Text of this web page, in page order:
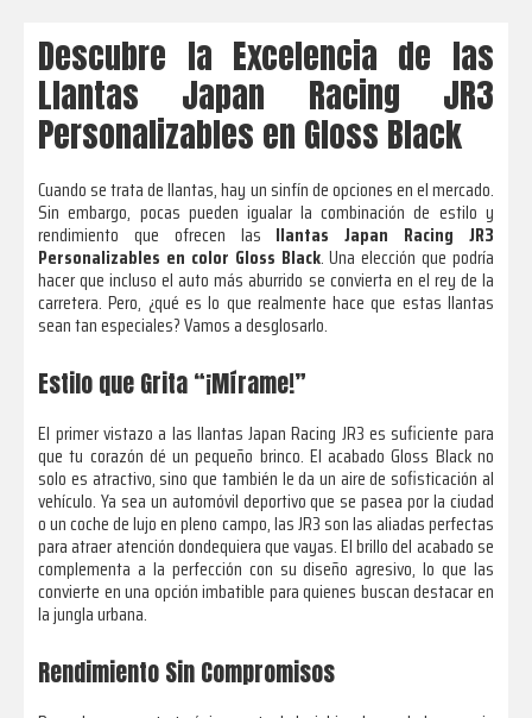
Descubre la Excelencia de las
Llantas Japan Racing JR3
Personalizables en Gloss Black
Cuando se trata de llantas, hay un sinfín de opciones en el mercado.
Sin embargo, pocas pueden igualar la combinación de estilo y
rendimiento que ofrecen las llantas Japan Racing JR3
Personalizables en color Gloss Black. Una elección que podría
hacer que incluso el auto más aburrido se convierta en el rey de la
carretera. Pero, ¿qué es lo que realmente hace que estas llantas
sean tan especiales? Vamos a desglosarlo.
Estilo que Grita “¡Mírame!”
El primer vistazo a las llantas Japan Racing JR3 es suficiente para
que tu corazón dé un pequeño brinco. El acabado Gloss Black no
solo es atractivo, sino que también le da un aire de sofisticación al
vehículo. Ya sea un automóvil deportivo que se pasea por la ciudad
o un coche de lujo en pleno campo, las JR3 son las aliadas perfectas
para atraer atención dondequiera que vayas. El brillo del acabado se
complementa a la perfección con su diseño agresivo, lo que las
convierte en una opción imbatible para quienes buscan destacar en
la jungla urbana.
Rendimiento Sin Compromisos